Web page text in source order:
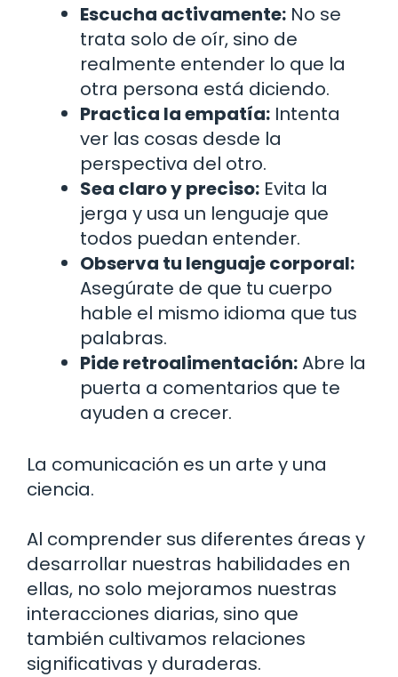
Escucha activamente: No se
trata solo de oír, sino de
realmente entender lo que la
otra persona está diciendo.
Practica la empatía: Intenta
ver las cosas desde la
perspectiva del otro.
Sea claro y preciso: Evita la
jerga y usa un lenguaje que
todos puedan entender.
Observa tu lenguaje corporal:
Asegúrate de que tu cuerpo
hable el mismo idioma que tus
palabras.
Pide retroalimentación:Abre la
puerta a comentarios que te
ayuden a crecer.
La comunicación es un arte y una
ciencia.
Al comprender sus diferentes áreas y
desarrollar nuestras habilidades en
ellas, no solo mejoramos nuestras
interacciones diarias, sino que
también cultivamos relaciones
significativas y duraderas.